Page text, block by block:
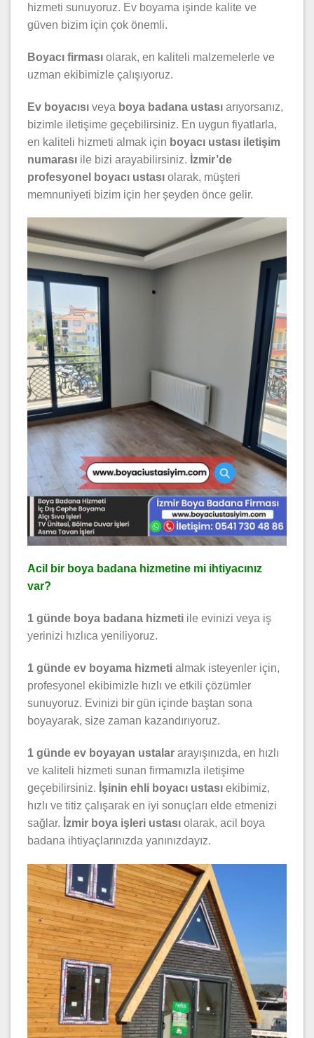
hizmeti sunuyoruz. Ev boyama işinde kalite ve
güven bizim için çok önemli.
Boyacı firması olarak, en kaliteli malzemelerle ve
uzman ekibimizle çalışıyoruz.
Ev boyacısı veya boya badana ustası arıyorsanız,
bizimle iletişime geçebilirsiniz. En uygun fiyatlarla,
en kaliteli hizmeti almak için boyacı ustası iletişim
numarası ile bizi arayabilirsiniz. İzmir’de
profesyonel boyacı ustası olarak, müşteri
memnuniyeti bizim için her şeyden önce gelir.
Acil bir boya badana hizmetine mi ihtiyacınız
var?
1 günde boya badana hizmeti ile evinizi veya iş
yerinizi hızlıca yeniliyoruz.
1 günde ev boyama hizmeti almak isteyenler için,
profesyonel ekibimizle hızlı ve etkili çözümler
sunuyoruz. Evinizi bir gün içinde baştan sona
boyayarak, size zaman kazandırıyoruz.
1 günde ev boyayan ustalar arayışınızda, en hızlı
ve kaliteli hizmeti sunan firmamızla iletişime
geçebilirsiniz. İşinin ehli boyacı ustası ekibimiz,
hızlı ve titiz çalışarak en iyi sonuçları elde etmenizi
sağlar. İzmir boya işleri ustası olarak, acil boya
badana ihtiyaçlarınızda yanınızdayız.